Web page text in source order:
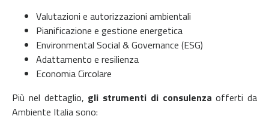
Valutazioni e autorizzazioni ambientali
Pianificazione e gestione energetica
Environmental Social & Governance (ESG)
Adattamento e resilienza
Economia Circolare
Più nel dettaglio, gli strumenti di consulenza offerti da
Ambiente Italia sono: